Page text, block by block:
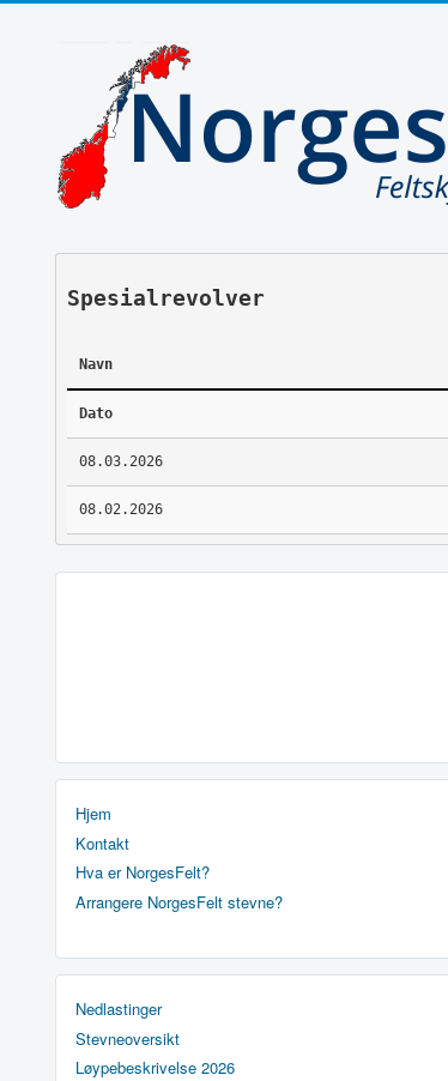
Spesialrevolver
Navn
Dato
08.03.2026
08.02.2026
Hjem
Kontakt
Hva er NorgesFelt?
Arrangere NorgesFelt stevne?
Nedlastinger
Stevneoversikt
Løypebeskrivelse 2026